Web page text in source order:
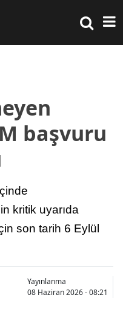
başvuru
kritik uyarıda
son tarih 6 Eylül
Yayınlanma
08 Haziran 2026 - 08:21